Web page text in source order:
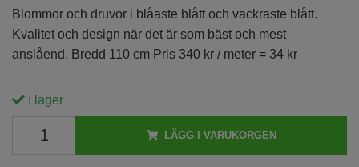
Blommor och druvor i blåaste blått och vackraste blått.
Kvalitet och design när det är som bäst och mest
anslåend. Bredd 110 cm Pris 340 kr / meter = 34 kr
I lager
LÄGG I VARUKORGEN